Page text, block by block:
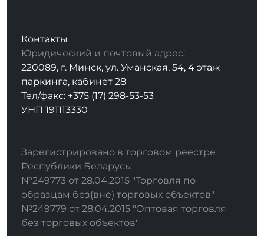
Контакты
Юридический и почтовый адрес:
220089, г. Минск, ул. Уманская, 54, 4 этаж
паркинга, кабинет 28
Тел/факс: +375 (17) 298-53-53
УНП 191113330
Зарегистрировано в торговом реестре
Республики Беларусь:
№249773 от 28.04.2015 "Торговля по
образцам без(вне) торговых объектов"
№249779 от 28.04.2015 "Оптовая торговля
без торговых объектов"